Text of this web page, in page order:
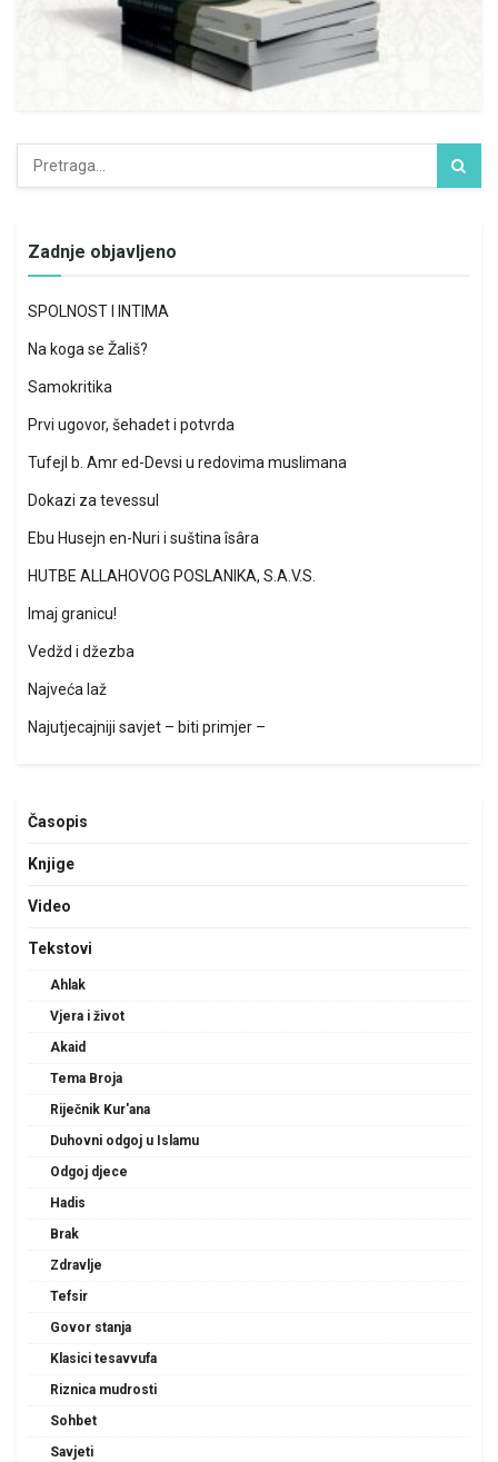
Zadnje objavljeno
SPOLNOST I INTIMA
Na koga se Žališ?
Samokritika
Prvi ugovor, šehadet i potvrda
Tufejl b. Amr ed-Devsi u redovima muslimana
Dokazi za tevessul
Ebu Husejn en-Nuri i suština îsâra
HUTBE ALLAHOVOG POSLANIKA, S.A.V.S.
Imaj granicu!
Vedžd i džezba
Najveća laž
Najutjecajniji savjet – biti primjer –
Časopis
Knjige
Video
Tekstovi
Ahlak
Vjera i život
Akaid
Tema Broja
Riječnik Kur'ana
Duhovni odgoj u Islamu
Odgoj djece
Hadis
Brak
Zdravlje
Tefsir
Govor stanja
Klasici tesavvufa
Riznica mudrosti
Sohbet
Savjeti